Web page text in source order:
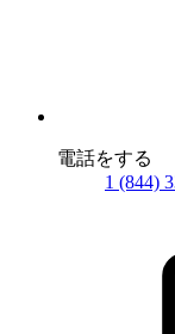
電話をする
1 (844)